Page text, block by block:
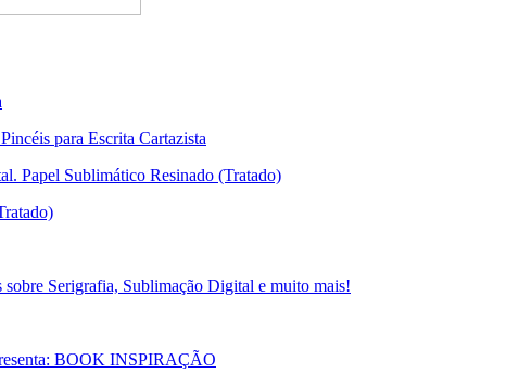
para Escrita Cartazista
Serigrafia, Sublimação Digital e muito mais!
BOOK INSPIRAÇÃO